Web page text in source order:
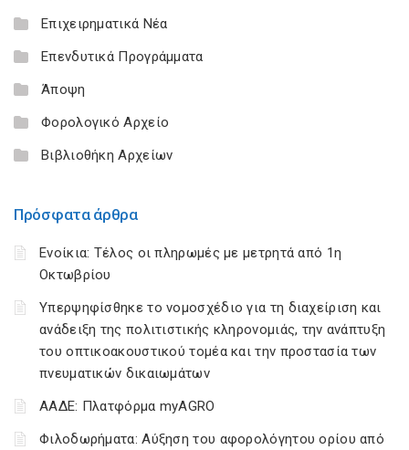
Επιχειρηματικά Νέα
Επενδυτικά Προγράμματα
Άποψη
Φορολογικό Αρχείο
Βιβλιοθήκη Αρχείων
Πρόσφατα άρθρα
Ενοίκια: Τέλος οι πληρωμές με μετρητά από 1η
Οκτωβρίου
Υπερψηφίσθηκε το νομοσχέδιο για τη διαχείριση και
ανάδειξη της πολιτιστικής κληρονομιάς, την ανάπτυξη
του οπτικοακουστικού τομέα και την προστασία των
πνευματικών δικαιωμάτων
ΑΑΔΕ: Πλατφόρμα myAGRO
Φιλοδωρήματα: Αύξηση του αφορολόγητου ορίου από